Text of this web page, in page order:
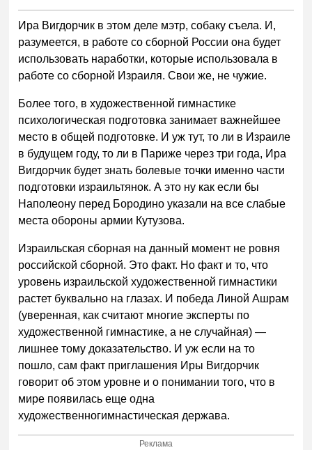
Ира Вигдорчик в этом деле мэтр, собаку съела. И,
разумеется, в работе со сборной России она будет
использовать наработки, которые использовала в
работе со сборной Израиля. Свои же, не чужие.
Более того, в художественной гимнастике
психологическая подготовка занимает важнейшее
место в общей подготовке. И уж тут, то ли в Израиле
в будущем году, то ли в Париже через три года, Ира
Вигдорчик будет знать болевые точки именно части
подготовки израильтянок. А это ну как если бы
Наполеону перед Бородино указали на все слабые
места обороны армии Кутузова.
Израильская сборная на данный момент не ровня
российской сборной. Это факт. Но факт и то, что
уровень израильской художественной гимнастики
растет буквально на глазах. И победа Линой Ашрам
(уверенная, как считают многие эксперты по
художественной гимнастике, а не случайная) —
лишнее тому доказательство. И уж если на то
пошло, сам факт приглашения Иры Вигдорчик
говорит об этом уровне и о понимании того, что в
мире появилась еще одна
художественногимнастическая держава.
Реклама